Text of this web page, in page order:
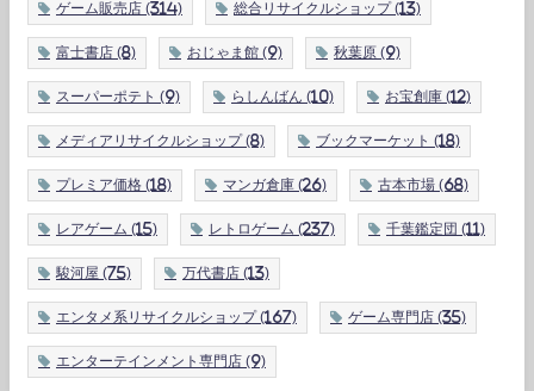
ゲーム販売店 (314) 総合リサイクルショップ (13)
富士書店 (8) おじゃま館 (9) 秋葉原 (9)
スーパーポテト (9) らしんばん (10) お宝創庫 (12)
メディアリサイクルショップ (8) ブックマーケット (18)
プレミア価格 (18) マンガ倉庫 (26) 古本市場 (68)
レアゲーム (15) レトロゲーム (237) 千葉鑑定団 (11)
駿河屋 (75) 万代書店 (13)
エンタメ系リサイクルショップ (167) ゲーム専門店 (35)
エンターテインメント専門店 (9)